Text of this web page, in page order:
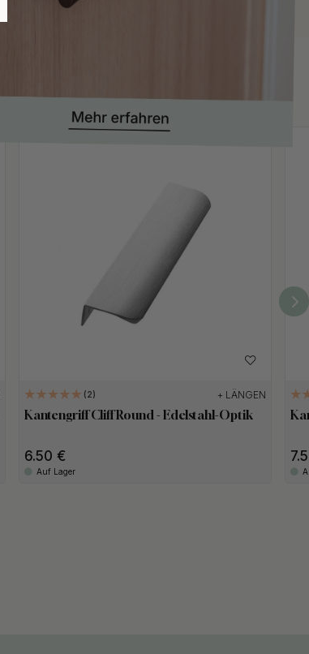
2 + LÄNGEN
Kantengriff Cliff Round - Edelstahl-Optik
6.50
Auf Lager